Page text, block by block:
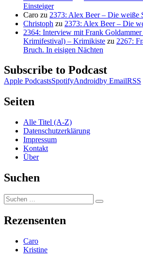
Einsteiger
Caro zu 2373: Alex Beer – Die weiße
Christoph zu 2373: Alex Beer – Die
2364: Interview mit Frank
Krimifestival) – Krimikiste zu 2267:
Bruch. In eisigen Nächten
Subscribe to Podcast
Apple PodcastsSpotifyAndroidby EmailRSS
Seiten
Alle Titel (A-Z)
Datenschutzerklärung
Impressum
Kontakt
Über
Suchen
Suchen
nach:
Suchen
Rezensenten
Caro
Kristine